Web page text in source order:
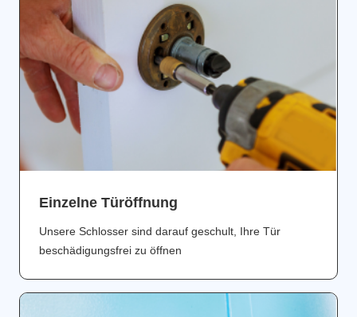
Einzelne Türöffnung
Unsere Schlosser sind darauf geschult, Ihre Tür
beschädigungsfrei zu öffnen